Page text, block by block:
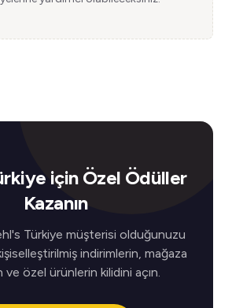
için Özel Ödüller
Kazanın
Türkiye müşterisi olduğunuzu
indirimlerin, mağaza
ve özel ürünlerin kilidini açın.